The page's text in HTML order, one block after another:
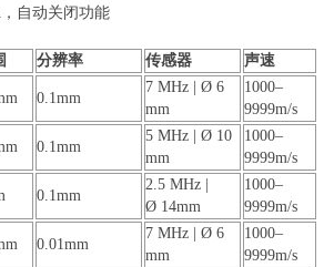
自动关闭功能
分辨率 传感器
声速
0.1mm
7 MHz | Ø 6
mm
1000–
9999m/s
0.1mm
5 MHz | Ø 10
mm
1000–
9999m/s
0.1mm
2.5 MHz |
Ø 14mm
1000–
9999m/s
0.01mm
7 MHz | Ø 6
mm
1000–
9999m/s